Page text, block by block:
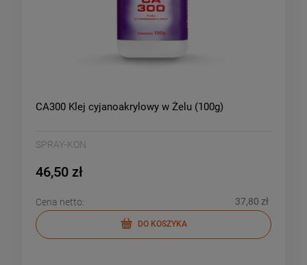
CA300 Klej cyjanoakrylowy w Żelu (100g)
SPRAY-KON
46,50 zł
Cena netto: 37,80 zł
DO KOSZYKA